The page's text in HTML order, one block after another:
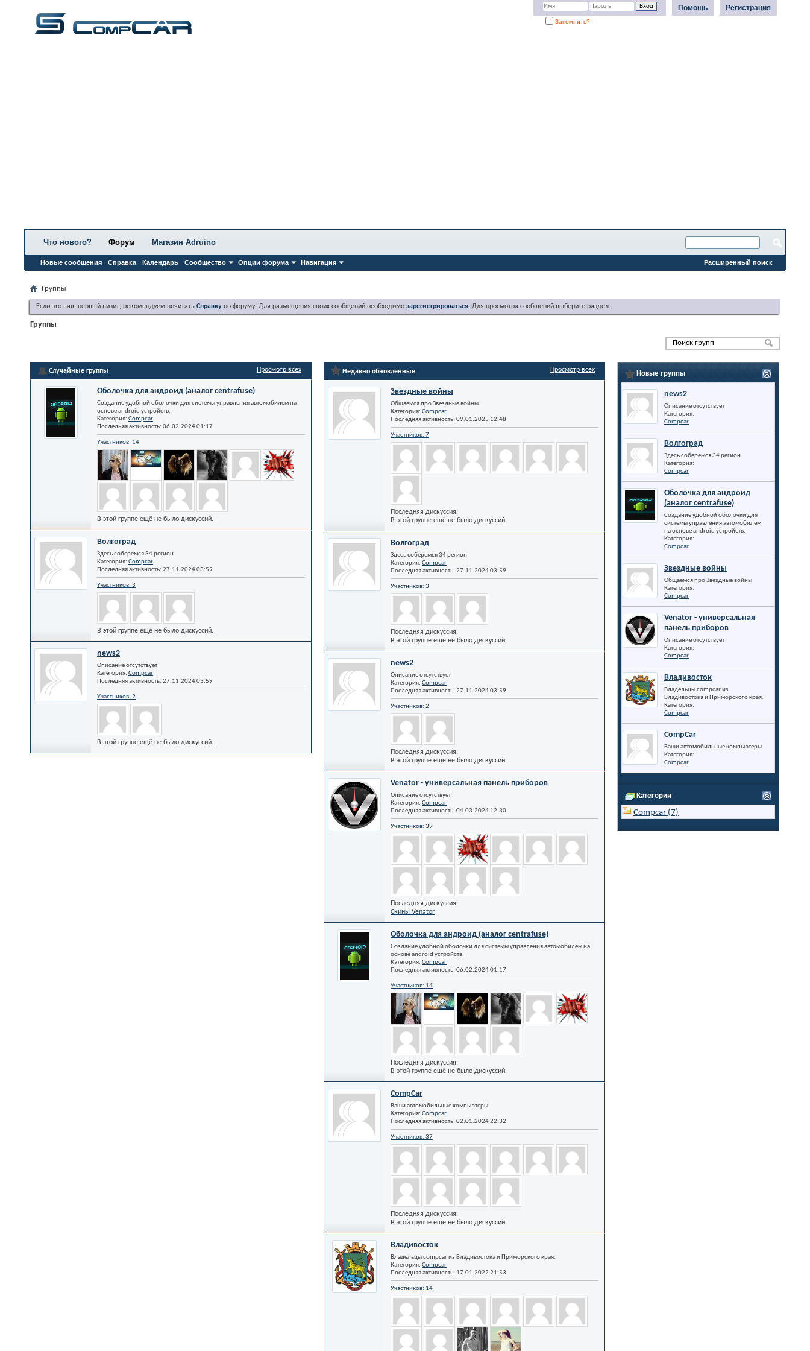
Регистрация
Помощь
Запомнить?
Что нового? Форум
Новые сообщения Справка Календарь Сообщество Опции форума Навигация
Магазин Adruino
Расширенный поиск
Группы
Если это ваш первый визит, рекомендуем почитать Справку по форуму. Для размещения своих сообщений необходимо зарегистрироваться. Для просмотра сообщений выберите раздел.
Группы
Просмотр всех
Случайные группы
Оболочка для андроид (аналог centrafuse)
Создание удобной оболочки для системы управления автомобилем на
основе android устройств.
Категория: Compcar
Последняя активность: 06.02.202401:17
Участников: 14
В этой группе ещё не было дискуссий.
Волгоград
Здесь соберемся 34 регион
Категория: Compcar
Последняя активность: 27.11.202403:59
Участников: 3
В этой группе ещё не было дискуссий.
news2
Описание отсутствует
Категория: Compcar
Последняя активность: 27.11.202403:59
Участников: 2
В этой группе ещё не было дискуссий.
Просмотр всех
Недавно обновлённые
Звездные войны
Общаемся про Звездные войны
Категория: Compcar
Последняя активность: 09.01.2025 12:48
Участников: 7
Последняя дискуссия:
В этой группе ещё не было дискуссий.
Волгоград
Здесь соберемся 34 регион
Категория: Compcar
Последняя активность: 27.11.202403:59
Участников: 3
Последняя дискуссия:
В этой группе ещё не было дискуссий.
news2
Описание отсутствует
Категория: Compcar
Последняя активность: 27.11.202403:59
Участников: 2
Последняя дискуссия:
В этой группе ещё не было дискуссий.
Venator - универсальная панель приборов
Описание отсутствует
Категория: Compcar
Последняя активность: 04.03.2024 12:30
Участников: 39
Последняя дискуссия:
Скины Venator
Оболочка для андроид (аналог centrafuse)
Создание удобной оболочки для системы управления автомобилем на
основе android устройств.
Категория: Compcar
Последняя активность: 06.02.202401:17
Участников: 14
Последняя дискуссия:
В этой группе ещё не было дискуссий.
CompCar
Ваши автомобильные компьютеры
Категория: Compcar
Последняя активность: 02.01.202422:32
Участников: 37
Последняя дискуссия:
В этой группе ещё не было дискуссий.
Владивосток
Владельцы compcar из Владивостока и Приморского края.
Категория: Compcar
Последняя активность: 17.01.2022 21:53
Участников: 14
Новые группы
news2
Описание отсутствует
Категория:
Compcar
Волгоград
Здесь соберемся 34 регион
Категория:
Compcar
Оболочка для андроид
(аналог centrafuse)
Создание удобной оболочки для
системы управления автомобилем
на основе android устройств.
Категория:
Compcar
Звездные войны
Общаемся про Звездные войны
Категория:
Compcar
Venator - универсальная
панель приборов
Описание отсутствует
Категория:
Compcar
Владивосток
Владельцы compcar из
Владивостока и Приморского края.
Категория:
Compcar
CompCar
Ваши автомобильные компьютеры
Категория:
Compcar
Категории
Compcar (7)